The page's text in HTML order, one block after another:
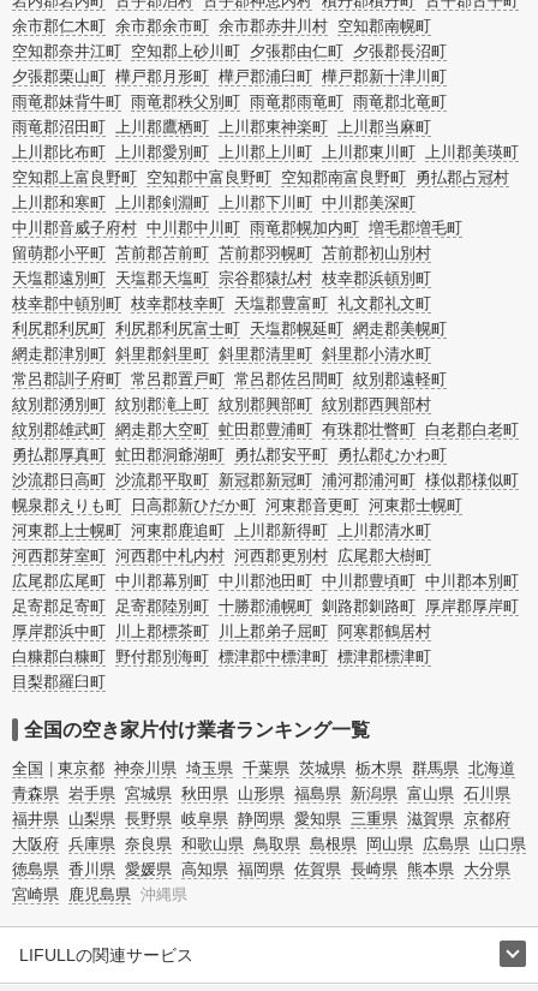
余市郡仁木町 余市郡余市町 余市郡赤井川村 空知郡南幌町
空知郡奈井江町 空知郡上砂川町 夕張郡由仁町 夕張郡長沼町
夕張郡栗山町 樺戸郡月形町 樺戸郡浦臼町 樺戸郡新十津川町
雨竜郡妹背牛町 雨竜郡秩父別町 雨竜郡雨竜町 雨竜郡北竜町
雨竜郡沼田町 上川郡鷹栖町 上川郡東神楽町 上川郡当麻町
上川郡比布町 上川郡愛別町 上川郡上川町 上川郡東川町 上川郡美瑛町
空知郡上富良野町 空知郡中富良野町 空知郡南富良野町 勇払郡占冠村
上川郡和寒町 上川郡剣淵町 上川郡下川町 中川郡美深町
中川郡音威子府村 中川郡中川町 雨竜郡幌加内町 増毛郡増毛町
留萌郡小平町 苫前郡苫前町 苫前郡羽幌町 苫前郡初山別村
天塩郡遠別町 天塩郡天塩町 宗谷郡猿払村 枝幸郡浜頓別町
枝幸郡中頓別町 枝幸郡枝幸町 天塩郡豊富町 礼文郡礼文町
利尻郡利尻町 利尻郡利尻富士町 天塩郡幌延町 網走郡美幌町
網走郡津別町 斜里郡斜里町 斜里郡清里町 斜里郡小清水町
常呂郡訓子府町 常呂郡置戸町 常呂郡佐呂間町 紋別郡遠軽町
紋別郡湧別町 紋別郡滝上町 紋別郡興部町 紋別郡西興部村
紋別郡雄武町 網走郡大空町 虻田郡豊浦町 有珠郡壮瞥町 白老郡白老町
勇払郡厚真町 虻田郡洞爺湖町 勇払郡安平町 勇払郡むかわ町
沙流郡日高町 沙流郡平取町 新冠郡新冠町 浦河郡浦河町 様似郡様似町
幌泉郡えりも町
日高郡新ひだか町 河東郡音更町 河東郡士幌町
河東郡上士幌町 河東郡鹿追町 上川郡新得町 上川郡清水町
河西郡芽室町 河西郡中札内村 河西郡更別村 広尾郡大樹町
広尾郡広尾町 中川郡幕別町 中川郡池田町 中川郡豊頃町 中川郡本別町
足寄郡足寄町 足寄郡陸別町 十勝郡浦幌町 釧路郡釧路町 厚岸郡厚岸町
厚岸郡浜中町
川上郡標茶町 川上郡弟子屈町 阿寒郡鶴居村
白糠郡白糠町 野付郡別海町 標津郡中標津町 標津郡標津町
目梨郡羅臼町
全国の空き家片付け業者ランキング一覧
全国 東京都 神奈川県 埼玉県 千葉県 茨城県 栃木県 群馬県 北海道
青森県 岩手県 宮城県 秋田県 山形県 福島県 新潟県 富山県 石川県
福井県 山梨県 長野県 岐阜県 静岡県 愛知県 三重県 滋賀県 京都府
大阪府 兵庫県 奈良県 和歌山県 鳥取県 島根県 岡山県 広島県 山口県
徳島県 香川県 愛媛県 高知県 福岡県 佐賀県 長崎県 熊本県 大分県
宮崎県 鹿児島県 沖縄県
LIFULLの関連サービス